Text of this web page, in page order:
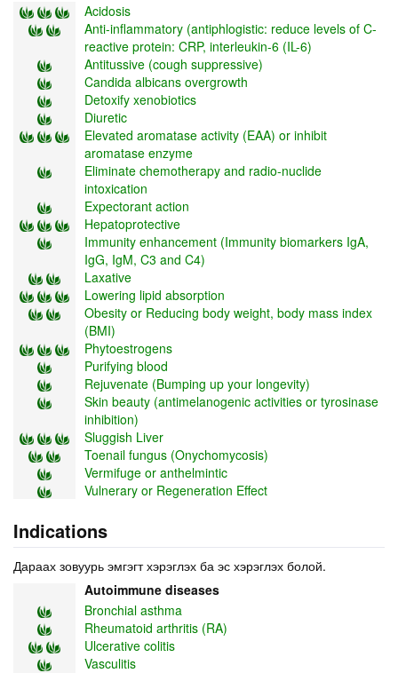
Acidosis
Anti-inflammatory (antiphlogistic: reduce levels of C-
reactive protein: CRP, interleukin-6 (IL-6)
Antitussive (cough suppressive)
Candida albicans overgrowth
Detoxify xenobiotics
Diuretic
Elevated aromatase activity (EAA) or inhibit
aromatase enzyme
Eliminate chemotherapy and radio-nuclide
intoxication
Expectorant action
Hepatoprotective
Immunity enhancement (Immunity biomarkers IgA,
IgG, IgM, C3 and C4)
Laxative
Lowering lipid absorption
Obesity or Reducing body weight, body mass index
(BMI)
Phytoestrogens
Purifying blood
Rejuvenate (Bumping up your longevity)
Skin beauty (antimelanogenic activities or tyrosinase
inhibition)
Sluggish Liver
Toenail fungus (Onychomycosis)
Vermifuge or anthelmintic
Vulnerary or Regeneration Effect
Indications
Дараах зовуурь эмгэгт хэрэглэх ба эс хэрэглэх болой.
Autoimmune diseases
Bronchial asthma
Rheumatoid arthritis (RA)
Ulcerative colitis
Vasculitis